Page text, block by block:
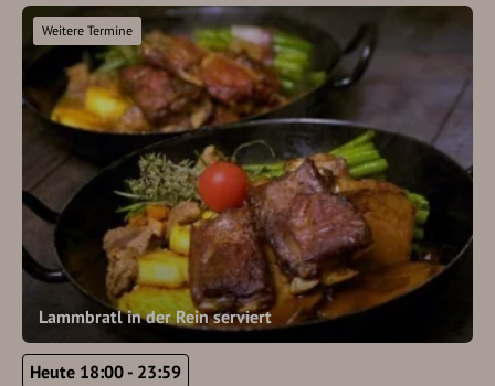
Lammbratl in der Rein serviert
Weitere Termine
Heute 18:00 - 23:59